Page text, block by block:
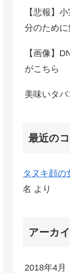
【悲報】
分のために
【画像】
がこちら
美味いタ
最近の
タヌキ顔の
名 より
アーカ
2018年4月